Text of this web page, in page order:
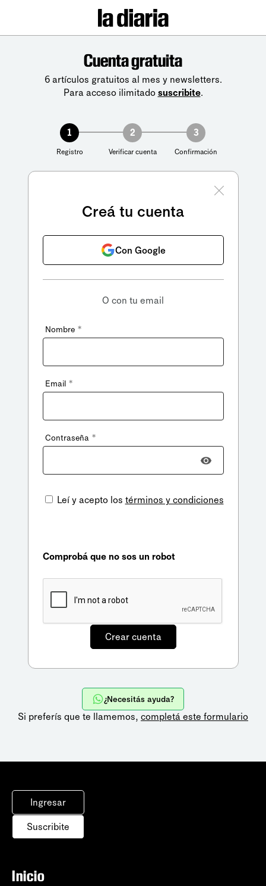
Cuenta gratuita
6 artículos gratuitos al mes y newsletters.
Para acceso ilimitado suscribite.
1
Registro
2
Verificar cuenta
3
Confirmación
Creá tu cuenta
Con Google
O con tu email
Nombre *
Email *
Contraseña *
Leí y acepto los términos y condiciones
Comprobá que no sos un robot
¿Necesitás ayuda?
Si preferís que te llamemos, completá este formulario
Ingresar
Suscribite
Inicio